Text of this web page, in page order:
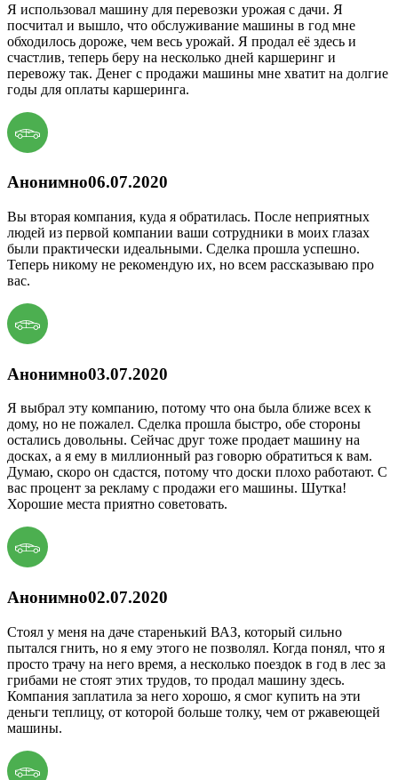
Я использовал машину для перевозки урожая с дачи. Я
посчитал и вышло, что обслуживание машины в год мне
обходилось дороже, чем весь урожай. Я продал её здесь и
счастлив, теперь беру на несколько дней каршеринг и
перевожу так. Денег с продажи машины мне хватит на долгие
годы для оплаты каршеринга.
Анонимно06.07.2020
Вы вторая компания, куда я обратилась. После неприятных
людей из первой компании ваши сотрудники в моих глазах
были практически идеальными. Сделка прошла успешно.
Теперь никому не рекомендую их, но всем рассказываю про
вас.
Анонимно03.07.2020
Я выбрал эту компанию, потому что она была ближе всех к
дому, но не пожалел. Сделка прошла быстро, обе стороны
остались довольны. Сейчас друг тоже продает машину на
досках, а я ему в миллионный раз говорю обратиться к вам.
Думаю, скоро он сдастся, потому что доски плохо работают. С
вас процент за рекламу с продажи его машины. Шутка!
Хорошие места приятно советовать.
Анонимно02.07.2020
Стоял у меня на даче старенький ВАЗ, который сильно
пытался гнить, но я ему этого не позволял. Когда понял, что я
просто трачу на него время, а несколько поездок в год в лес за
грибами не стоят этих трудов, то продал машину здесь.
Компания заплатила за него хорошо, я смог купить на эти
деньги теплицу, от которой больше толку, чем от ржавеющей
машины.